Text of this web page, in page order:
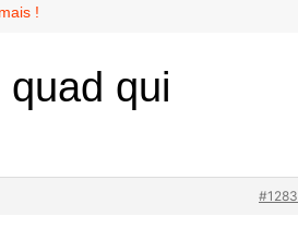
!
qui
#1283